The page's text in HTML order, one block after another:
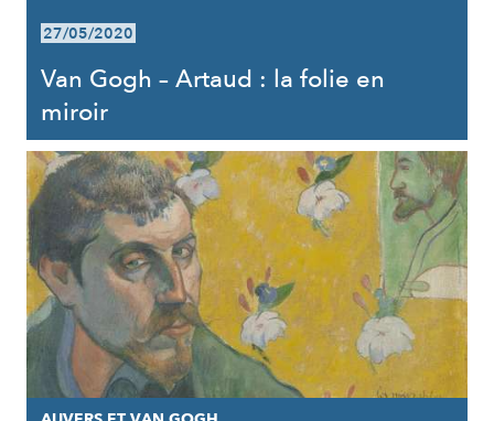
27/05/2020
Van Gogh – Artaud : la folie en
miroir